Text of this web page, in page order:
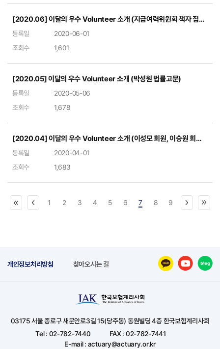
[2020.06] 이달의 우수 Volunteer 소개 (지급여력위원회 책자 집필진)
등록일
2020-06-01
조회수
1,601
[2020.05] 이달의 우수 Volunteer 소개 (박성원 법률고문)
등록일
2020-05-06
조회수
1,678
[2020.04] 이달의 우수 Volunteer 소개 (이성모 회원, 이승원 회원, 정준오 회원, 황돈하 회원)
등록일
2020-04-01
조회수
1,683
1 2 3 4 5 6 7 8 9
개인정보처리방침 찾아오시는 길
03175 서울 종로구 새문안로3길 15(당주동) 동원빌딩 4층 한국보험계리사회
Tel : 02-782-7440
FAX : 02-782-7441
E-mail : actuary@actuary.or.kr